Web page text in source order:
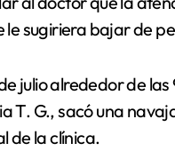
le sugiriera bajar de
julio alrededor de
T. G., sacó una
de la clínica.